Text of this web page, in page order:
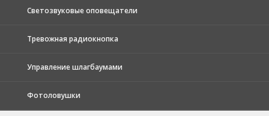
Светозвуковые оповещатели
Тревожная радиокнопка
Управление шлагбаумами
Фотоловушки